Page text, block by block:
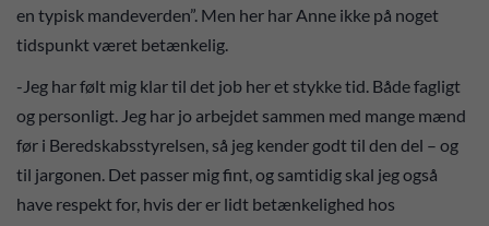
en typisk mandeverden”. Men her har Anne ikke på noget
tidspunkt været betænkelig.
-Jeg har følt mig klar til det job her et stykke tid. Både fagligt
og personligt. Jeg har jo arbejdet sammen med mange mænd
før i Beredskabsstyrelsen, så jeg kender godt til den del – og
til jargonen. Det passer mig fint, og samtidig skal jeg også
have respekt for, hvis der er lidt betænkelighed hos